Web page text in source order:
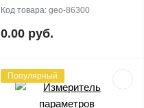
Код товара: geo-86300
0.00 руб.
Популярный